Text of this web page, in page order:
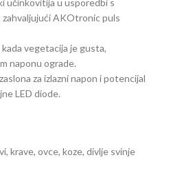
učinkovitija u usporedbi s
AKOtronic puls
vegetacija je gusta,
naponu ograde.
za izlazni napon i potencijal
LED diode.
krave, ovce, koze, divlje svinje